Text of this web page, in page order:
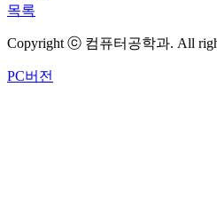
목록
Copyright ⓒ 컴퓨터공학과. All
PC버전